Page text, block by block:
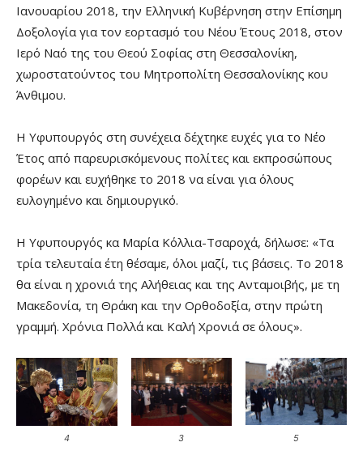
Ιανουαρίου 2018, την Ελληνική Κυβέρνηση στην Επίσημη
Δοξολογία για τον εορτασμό του Νέου Έτους 2018, στον
Ιερό Ναό της του Θεού Σοφίας στη Θεσσαλονίκη,
χωροστατούντος του Μητροπολίτη Θεσσαλονίκης κου
Άνθιμου.
Η Υφυπουργός στη συνέχεια δέχτηκε ευχές για το Νέο
Έτος από παρευρισκόμενους πολίτες και εκπροσώπους
φορέων και ευχήθηκε το 2018 να είναι για όλους
ευλογημένο και δημιουργικό.
Η Υφυπουργός κα Μαρία Κόλλια-Τσαροχά, δήλωσε: «Τα
τρία τελευταία έτη θέσαμε, όλοι μαζί, τις βάσεις. Το 2018
θα είναι η χρονιά της Αλήθειας και της Ανταμοιβής, με τη
Μακεδονία, τη Θράκη και την Ορθοδοξία, στην πρώτη
γραμμή. Χρόνια Πολλά και Καλή Χρονιά σε όλους».
4 3 5